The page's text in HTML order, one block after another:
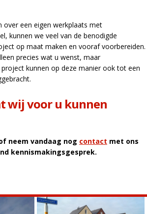
over een eigen werkplaats met
kunnen we veel van de benodigde
op maat maken en vooraf voorbereiden.
precies wat u wenst, maar
kunnen op deze manier ook tot een
wij voor u kunnen
neem vandaag nog contact met ons
kennismakingsgesprek.